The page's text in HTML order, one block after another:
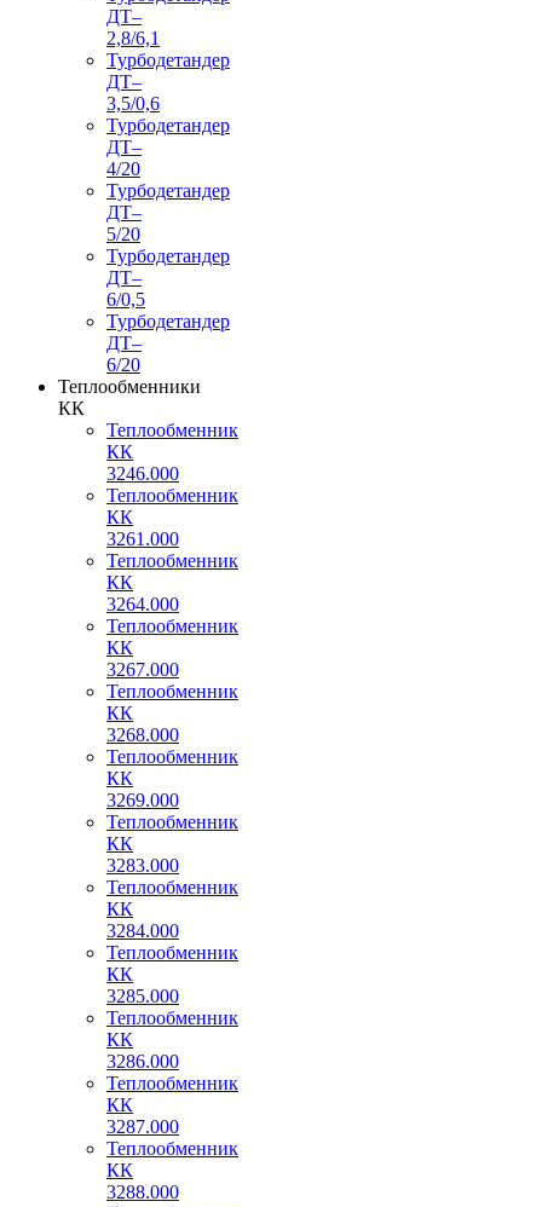
ДТ–
2,8/6,1
Турбодетандер
ДТ–
3,5/0,6
Турбодетандер
ДТ–
4/20
Турбодетандер
ДТ–
5/20
Турбодетандер
ДТ–
6/0,5
Турбодетандер
ДТ–
6/20
Теплообменники
КК
Теплообменник
КК
3246.000
Теплообменник
КК
3261.000
Теплообменник
КК
3264.000
Теплообменник
КК
3267.000
Теплообменник
КК
3268.000
Теплообменник
КК
3269.000
Теплообменник
КК
3283.000
Теплообменник
КК
3284.000
Теплообменник
КК
3285.000
Теплообменник
КК
3286.000
Теплообменник
КК
3287.000
Теплообменник
КК
3288.000